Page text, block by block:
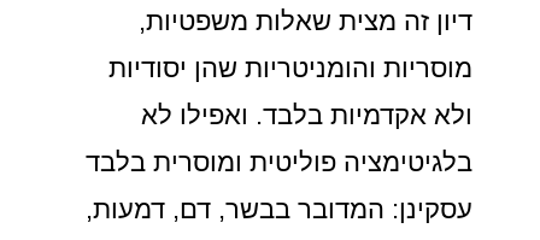
דיון זה מצית שאלות משפטיות,
מוסריות והומניטריות שהן יסודיות
ולא אקדמיות בלבד. ואפילו לא
בלגיטימציה פוליטית ומוסרית בלבד
עסקינן: המדובר בבשר, דם, דמעות,